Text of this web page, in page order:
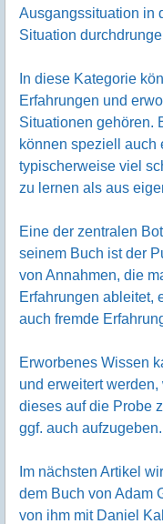
Ausgangssituation in
Situation
In diese Kategorie
Erfahrungen und
Situationen gehören.
können speziell auch
typischerweise viel
zu lernen als aus
Eine der zentralen
seinem Buch ist der
von Annahmen, die
Erfahrungen ableitet,
auch fremde
Erworbenes Wissen
und erweitert
dieses auf die Probe
ggf. auch aufzugeben.
Im nächsten Artikel
dem Buch von Adam
von ihm mit Daniel